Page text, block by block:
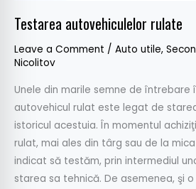
Testarea autovehiculelor rulate
Leave a Comment / Auto utile,
Nicolitov
Unele din marile semne de întrebare
autovehicul rulat este legat de
istoricul acestuia. În momentul
rulat, mai ales din târg sau de la
indicat să testăm, prin intermediul
starea sa tehnică. De asemenea, şi